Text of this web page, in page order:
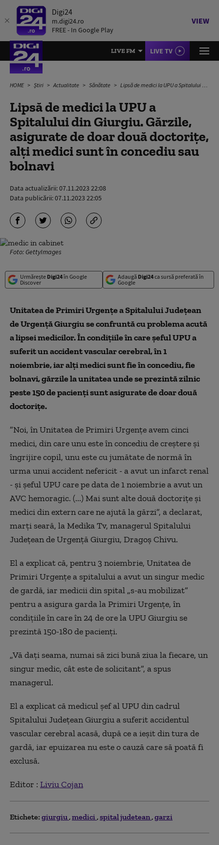
Digi24
m.digi24.ro
FREE - In Google Play
VIEW
LIVE FM LIVE TV
HOME Știri Actualitate Sănătate Lipsă de medici la UPU a Spitalului din Giurgiu. Gărzile, asigurate de doar două doctoriţe, alţi medici sunt în concediu sau bolnavi
Lipsă de medici la UPU a
Spitalului din Giurgiu. Gărzile,
asigurate de doar două doctoriţe,
alţi medici sunt în concediu sau
bolnavi
Data actualizării:07.11.2023 22:08
Data publicării:07.11.2023 22:05
Foto: GettyImages
Urmărește Digi24în Google
Discover
Adaugă Digi24ca sursă preferată în
Google
Unitatea de Primiri Urgenţe a Spitalului Judeţean
de Urgenţă Giurgiu se confruntă cu problema acută
a lipsei medicilor. În condiţiile în care şeful UPU a
suferit un accident vascular cerebral, în 1
noiembrie, iar alţi medici sunt fie în concediu, fie
bolnavi, gărzile la unitatea unde se prezintă zilnic
peste 150 de pacienţi sunt asigurate de doar două
doctoriţe.
”Noi, în Unitatea de Primiri Urgenţe avem cinci
medici, din care unu este în concediu de creştere şi
îngrijire copil, unu este cu jumătate de normă în
urma unui accident nefericit - a avut un infarct renal
- şi şeful UPU care pe data de 1 noiembrie a avut un
AVC hemoragic. (...) Mai sunt alte două doctoriţe şi
medici din extern care ne ajută la gărzi”, a declarat,
marţi seară, la Medika Tv, managerul Spitalului
Judeţean de Urgenţă Giurgiu, Dragoş Chivu.
El a explicat că, pentru 3 noiembrie, Unitatea de
Primiri Urgenţe a spitalului a avut un singur medic
de gardă, iar medicii din spital „s-au mobilizat”
pentru a asigura garda la Primiri Urgenţe, în
condiţiile în care în 24 de ore la UPU Giurgiu se
prezintă 150-180 de pacienţi.
„Vă daţi seama, numai să zici bună ziua la fiecare, un
singur medic, cât este de solicitant”, a spus
managerul.
El a explicat că medicul şef al UPU din cadrul
Spitalului Judeţean Giurgiu a suferit accidentul
vascular cerebral acasă, după ce a ieşit din tura de
gardă, iar epuizarea nu este o cauză care să poată fi
exclusă.
Editor : Liviu Cojan
Etichete: giurgiu medici spital judetean garzi